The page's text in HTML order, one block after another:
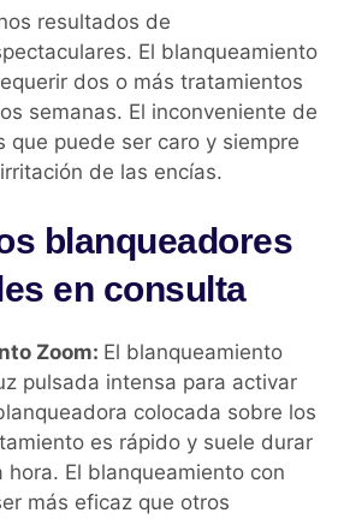
resultados de
El blanqueamiento
dos o más tratamientos
semanas. El inconveniente de
que puede ser caro y siempre
de las encías.
blanqueadores
en consulta
Zoom: El blanqueamiento
pulsada intensa para activar
colocada sobre los
es rápido y suele durar
hora. El blanqueamiento con
más eficaz que otros